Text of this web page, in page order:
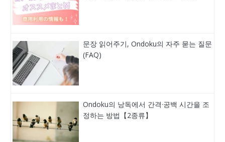
문장 읽어주기, Ondoku의 자주 묻는 질문
(FAQ)
Ondoku의 낭독에서 간격·공백 시간을 조
정하는 방법【2종류】